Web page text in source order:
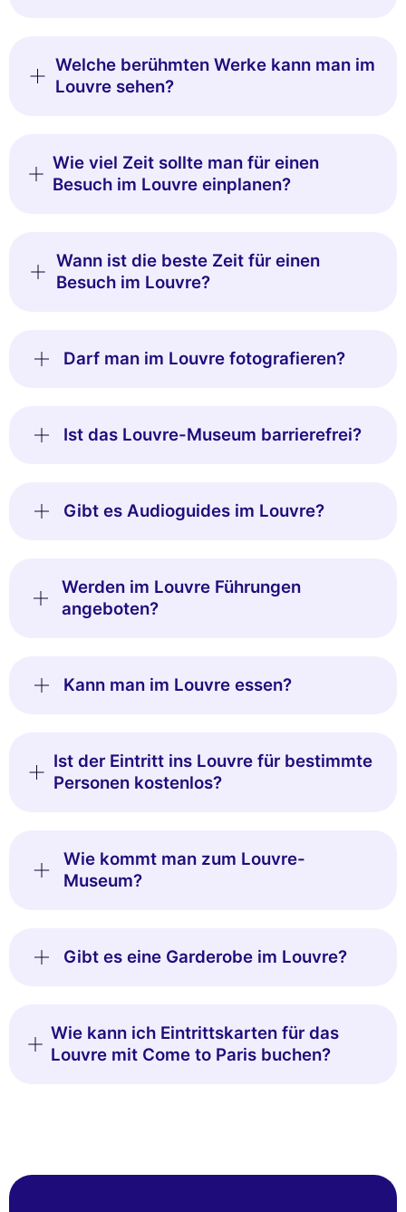
Welche berühmten Werke kann man im
Louvre sehen?
Wie viel Zeit sollte man für einen
Besuch im Louvre einplanen?
Wann ist die beste Zeit für einen
Besuch im Louvre?
Darf man im Louvre fotografieren?
Ist das Louvre-Museum barrierefrei?
Gibt es Audioguides im Louvre?
Werden im Louvre Führungen
angeboten?
Kann man im Louvre essen?
Ist der Eintritt ins Louvre für bestimmte
Personen kostenlos?
Wie kommt man zum Louvre-
Museum?
Gibt es eine Garderobe im Louvre?
Wie kann ich Eintrittskarten für das
Louvre mit Come to Paris buchen?